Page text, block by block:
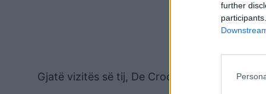
further
Gjatë vizitës së tij, De Croo premtoi